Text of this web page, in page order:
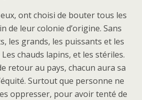
ont choisi de bouter tous les
de leur colonie d’origine. Sans
les grands, les puissants et les
chauds lapins, et les stériles.
retour au pays, chacun aura sa
Surtout que personne ne
oppresser, pour avoir tenté de